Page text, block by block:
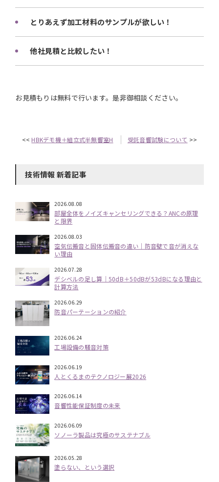
とりあえず加工材料のサンプルが欲しい！
他社見積と比較したい！
お見積もりは無料で行います。是非御相談ください。
<< HBKデモ機＋組立式半無響室H 受託音響試験について >>
技術情報 新着記事
2026.08.08
部屋全体をノイズキャンセリングできる？ANCの原理
と限界
2026.08.03
空気伝搬音と固体伝搬音の違い｜防音壁で音が消えな
い理由
2026.07.28
デシベルの足し算｜50dB＋50dBが53dBになる理由と
計算方法
2026.06.29
防音パーテーションの紹介
2026.06.24
工場設備の騒音対策
2026.06.19
人とくるまのテクノロジー展2026
2026.06.14
音響性能保証制度の未来
2026.06.09
ソノーラ製品は究極のサステナブル
2026.05.28
塗らない、という選択